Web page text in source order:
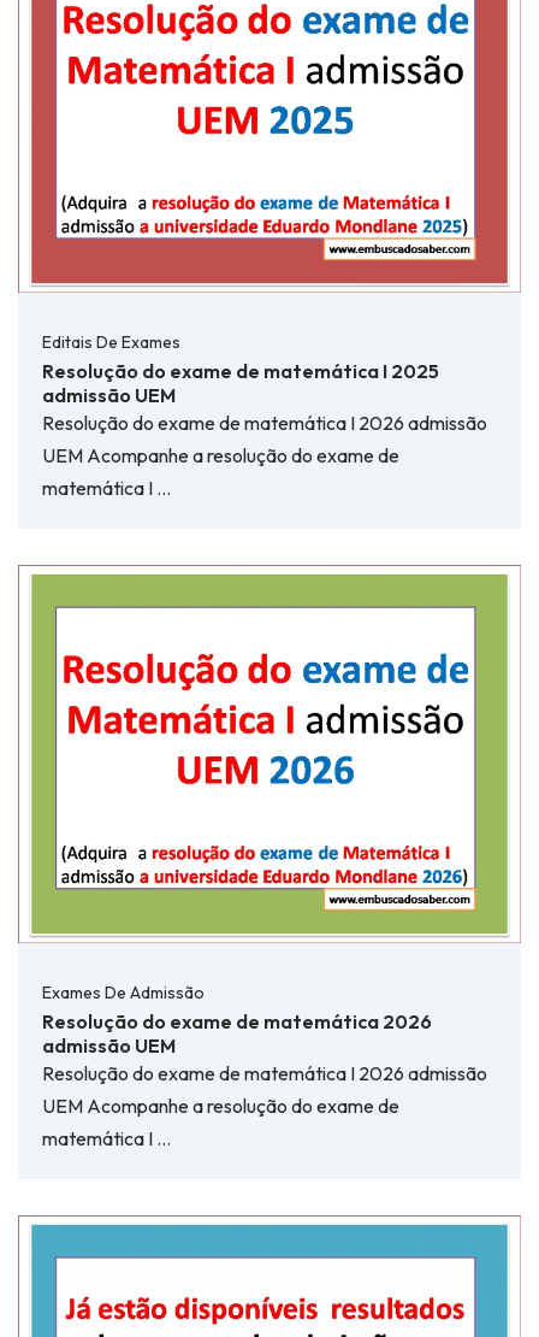
Editais De Exames
Resolução do exame de matemática I 2025
admissão UEM
Resolução do exame de matemática I 2026 admissão
UEM Acompanhe a resolução do exame de
matemática I …
Exames De Admissão
Resolução do exame de matemática 2026
admissão UEM
Resolução do exame de matemática I 2026 admissão
UEM Acompanhe a resolução do exame de
matemática I …